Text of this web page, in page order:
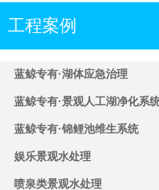
工程案例
蓝鲸专有·湖体应急治理
蓝鲸专有·景观人工湖净化系
蓝鲸专有·锦鲤池维生系统
娱乐景观水处理
喷泉类景观水处理